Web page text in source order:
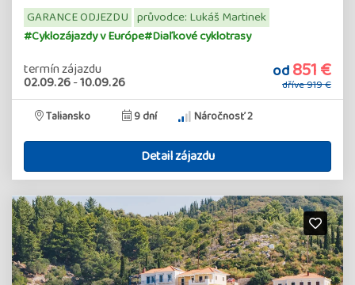
GARANCE ODJEZDU průvodce: Lukáš Martinek
#Cyklozájazdy v Európe#Diaľkové cyklotrasy
termín zájazdu
02.09.26-10.09.26 od851 €
dříve919 €
Taliansko 9 dní Náročnosť 2
Detail zájazdu